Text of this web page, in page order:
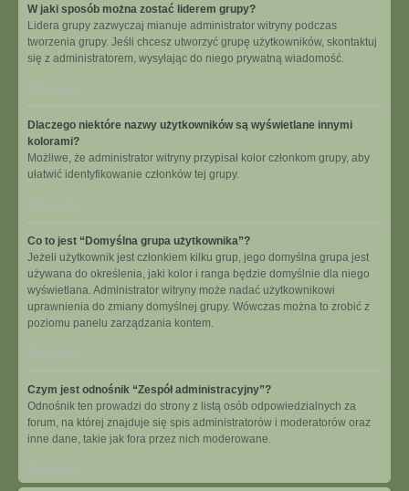
W jaki sposób można zostać liderem grupy?
Lidera grupy zazwyczaj mianuje administrator witryny podczas
tworzenia grupy. Jeśli chcesz utworzyć grupę użytkowników, skontaktuj
się z administratorem, wysyłając do niego prywatną wiadomość.
Na górę
Dlaczego niektóre nazwy użytkowników są wyświetlane innymi
kolorami?
Możliwe, że administrator witryny przypisał kolor członkom grupy, aby
ułatwić identyfikowanie członków tej grupy.
Na górę
Co to jest “Domyślna grupa użytkownika”?
Jeżeli użytkownik jest członkiem kilku grup, jego domyślna grupa jest
używana do określenia, jaki kolor i ranga będzie domyślnie dla niego
wyświetlana. Administrator witryny może nadać użytkownikowi
uprawnienia do zmiany domyślnej grupy. Wówczas można to zrobić z
poziomu panelu zarządzania kontem.
Na górę
Czym jest odnośnik “Zespół administracyjny”?
Odnośnik ten prowadzi do strony z listą osób odpowiedzialnych za
forum, na której znajduje się spis administratorów i moderatorów oraz
inne dane, takie jak fora przez nich moderowane.
Na górę